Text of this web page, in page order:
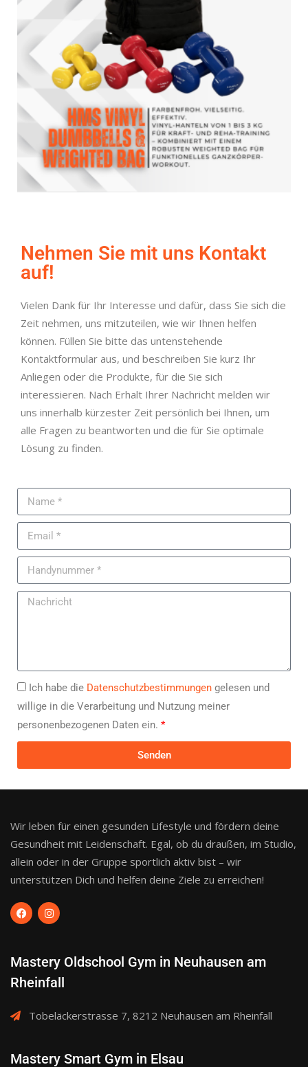
Nehmen Sie mit uns Kontakt
auf!
Vielen Dank für Ihr Interesse und dafür, dass Sie sich die
Zeit nehmen, uns mitzuteilen, wie wir Ihnen helfen
können. Füllen Sie bitte das untenstehende
Kontaktformular aus, und beschreiben Sie kurz Ihr
Anliegen oder die Produkte, für die Sie sich
interessieren. Nach Erhalt Ihrer Nachricht melden wir
uns innerhalb kürzester Zeit persönlich bei Ihnen, um
alle Fragen zu beantworten und die für Sie optimale
Lösung zu finden.
Ich habe die Datenschutzbestimmungen gelesen und
willige in die Verarbeitung und Nutzung meiner
personenbezogenen Daten ein. *
Senden
Wir leben für einen gesunden Lifestyle und fördern deine
Gesundheit mit Leidenschaft. Egal, ob du draußen, im Studio,
allein oder in der Gruppe sportlich aktiv bist – wir
unterstützen Dich und helfen deine Ziele zu erreichen!
Mastery Oldschool Gym in Neuhausen am
Rheinfall
Tobeläckerstrasse 7, 8212 Neuhausen am Rheinfall
Mastery Smart Gym in Elsau